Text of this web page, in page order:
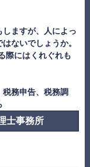
ますが、人によっ
ないでしょうか。
際にはくれぐれも
務申告、税務調
士事務所